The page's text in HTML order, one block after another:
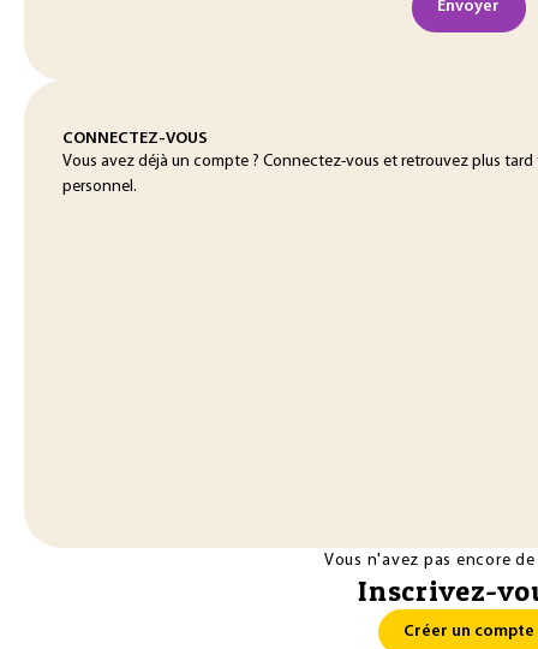
Envoyer
CONNECTEZ-VOUS
Vous avez déjà un compte ? Connectez-vous et retrouvez plus
personnel.
Vous n'avez pas encore
Inscrivez-
Créer un compte